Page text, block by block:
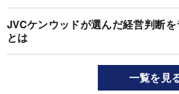
JVCケンウッドが選んだ経営判断
とは
一覧を見